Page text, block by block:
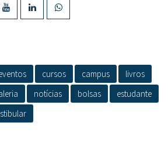
cursos campus
livros
notícias bolsas
estudante